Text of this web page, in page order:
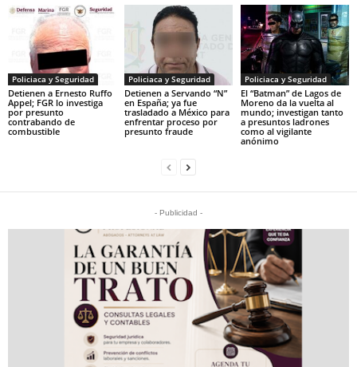
Policiaca y Seguridad
Detienen a Ernesto Ruffo
Appel; FGR lo investiga
por presunto
contrabando de
combustible
Policiaca y Seguridad
Detienen a Servando “N”
en España; ya fue
trasladado a México para
enfrentar proceso por
presunto fraude
Policiaca y Seguridad
El “Batman” de Lagos de
Moreno da la vuelta al
mundo; investigan tanto
a presuntos ladrones
como al vigilante
anónimo
- Publicidad -